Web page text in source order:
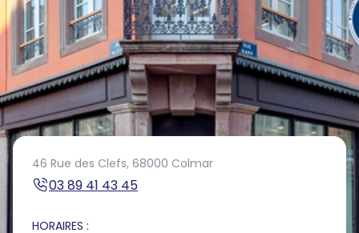
46 Rue des Clefs, 68000 Colmar
03 89 41 43 45
HORAIRES :